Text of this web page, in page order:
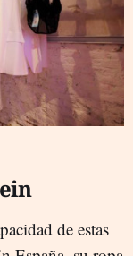
de estas